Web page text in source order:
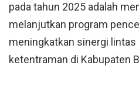
pada tahun 2025 adalah
melanjutkan program
meningkatkan sinergi
ketentraman di Kabupaten